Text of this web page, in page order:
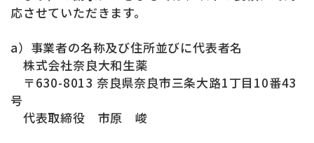
応させていただきます。
a）事業者の名称及び住所並びに代表者名
株式会社奈良大和生薬
〒630-8013 奈良県奈良市三条大路1丁目10番43
号
代表取締役 市原 峻